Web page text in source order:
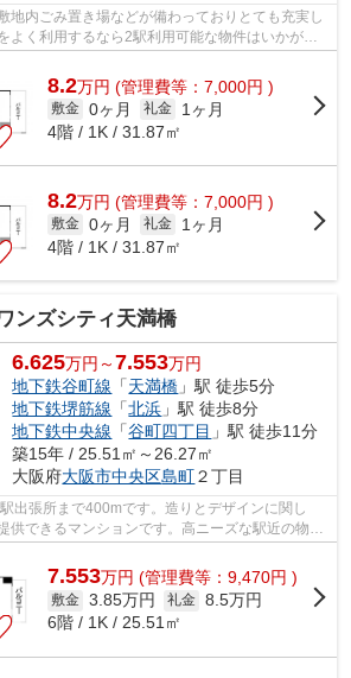
地内ごみ置き場などが備わっておりとても充実し
よく利用するなら2駅利用可能な物件はいかがで
8.2万円 (管理費等：7,000円 )
敷金 0ヶ月 礼金
1ヶ月
4階 / 1K / 31.87㎡
8.2万円 (管理費等：7,000円 )
敷金 0ヶ月 礼金
1ヶ月
4階 / 1K / 31.87㎡
ンズシティ天満橋
6.625万円～7.553万円
地下鉄谷町線 「天満橋 」駅 徒歩5分
地下鉄堺筋線 「北浜 」駅 徒歩8分
地下鉄中央線 「谷町四丁目 」駅 徒歩11分
築15年 / 25.51㎡～26.27㎡
大阪府大阪市中央区島町２丁目
出張所まで400mです。造りとデザインに関し
供できるマンションです。高ニーズな駅近の物件
ができます。...
7.553万円 (管理費等：9,470円 )
敷金 3.85万円 礼金 8.5万円
6階 / 1K / 25.51㎡